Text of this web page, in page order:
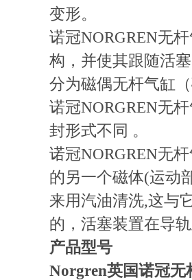
变形。
诺冠NORGREN无
构，并使其跟随活塞
分为磁偶无杆气缸（
诺冠NORGREN无杆
封形式不同 。
诺冠NORGREN无
的另一个磁体(运动
来用汽油清洗,这与它
的，活塞装置在导轨
产品型号
Norgren英国诺冠无